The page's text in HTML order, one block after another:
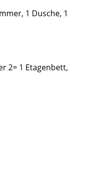
1 Dusche, 1
2= 1 Etagenbett,